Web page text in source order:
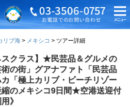
リブ海 メキシコ ツアー詳細
スクラス】★民芸品＆グルメの
の街」グアナファト「民芸品
「極上カリブ・ビーチリゾー
のメキシコ9日間★空港送迎付
》